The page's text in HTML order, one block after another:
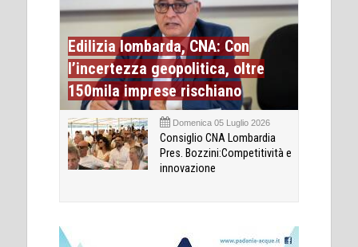
Edilizia lombarda, CNA: Con
l’incertezza geopolitica, oltre
150mila imprese rischiano
Domenica 05 Luglio 2026
Consiglio CNA Lombardia
Pres. Bozzini:Competitività e
innovazione